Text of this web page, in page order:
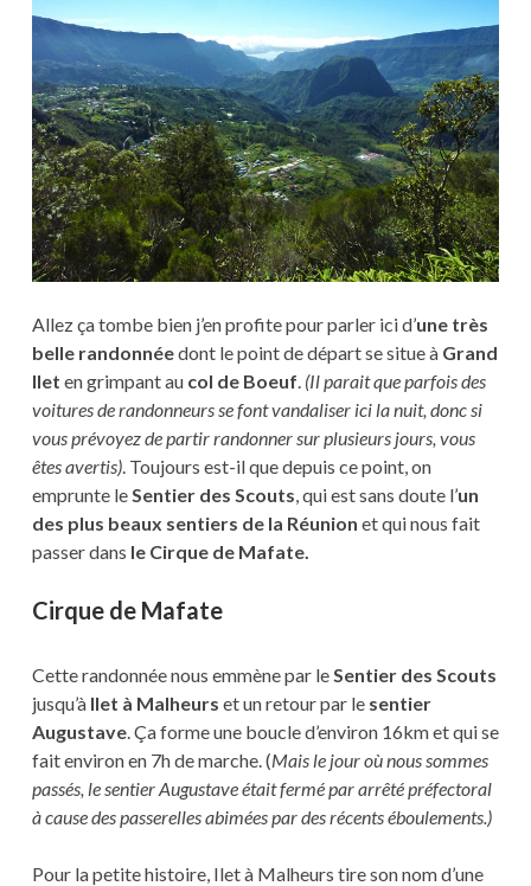
Allez ça tombe bien j’en profite pour parler ici d’une très
belle randonnéedont le point de départ se situe à Grand
Ilet en grimpant aucol de Boeuf (Il parait que parfois des
voitures de randonneurs se font vandaliser ici la nuit, donc si
vous prévoyez de partir randonner sur plusieurs jours, vous
êtes avertis). Toujours est-il que depuis ce point, on
emprunte le Sentier des Scouts , qui est sans doute l’un
des plus beaux sentiers de la Réunion et qui nous fait
passer dans le Cirque de Mafate.
Cirque de Mafate
Cette randonnée nous emmène par le Sentier des Scouts
jusqu’à Ilet à Malheurs et un retour par le sentier
Augustave. Ça forme une boucle d’environ 16km et qui se
fait environ en 7h de marche. (Mais le jour où nous sommes
passés, le sentier Augustave était fermé par arrêté préfectoral
à cause des passerelles abimées par des récents éboulements.)
Pour la petite histoire, Ilet à Malheurs tire son nom d’une